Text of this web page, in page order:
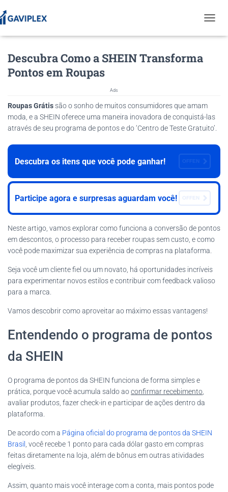
O
A
Descubra Como a SHEIN Transforma
Pontos em Roupas
Ads
Roupas Grátissão o sonho de muitos consumidores que amam
moda, e a SHEIN oferece uma maneira inovadora de conquistá-las
através de seu programa de pontos e do ‘Centro de Teste Gratuito’.
Descubra os itens que você pode ganhar! OFFEN
Participe agora e surpresas aguardam você! OFFEN
Neste artigo, vamos explorar como funciona a conversão de pontos
em descontos, o processo para receber roupas sem custo, e como
você pode maximizar sua experiência de compras na plataforma.
Seja você um cliente fiel ou um novato, há oportunidades incríveis
para experimentar novos estilos e contribuir com feedback valioso
para a marca.
Vamos descobrir como aproveitar ao máximo essas vantagens!
Entendendo o programa de pontos
da SHEIN
O programa de pontos da SHEIN funciona de forma simples e
prática, porque você acumula saldo aoconfirmar recebimento
avaliar produtos, fazer check-in e participar de ações dentro da
plataforma.
De acordo com a Página oficial do programa de pontos da SHEIN
Brasil
, você recebe 1 ponto para cada dólar gasto em compras
feitas diretamente na loja, além de bônus em outras atividades
elegíveis.
Assim, quanto mais você interage com a conta, mais pontos pode